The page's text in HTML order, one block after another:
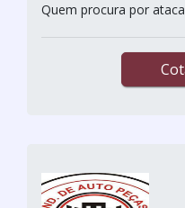
Quem procura por